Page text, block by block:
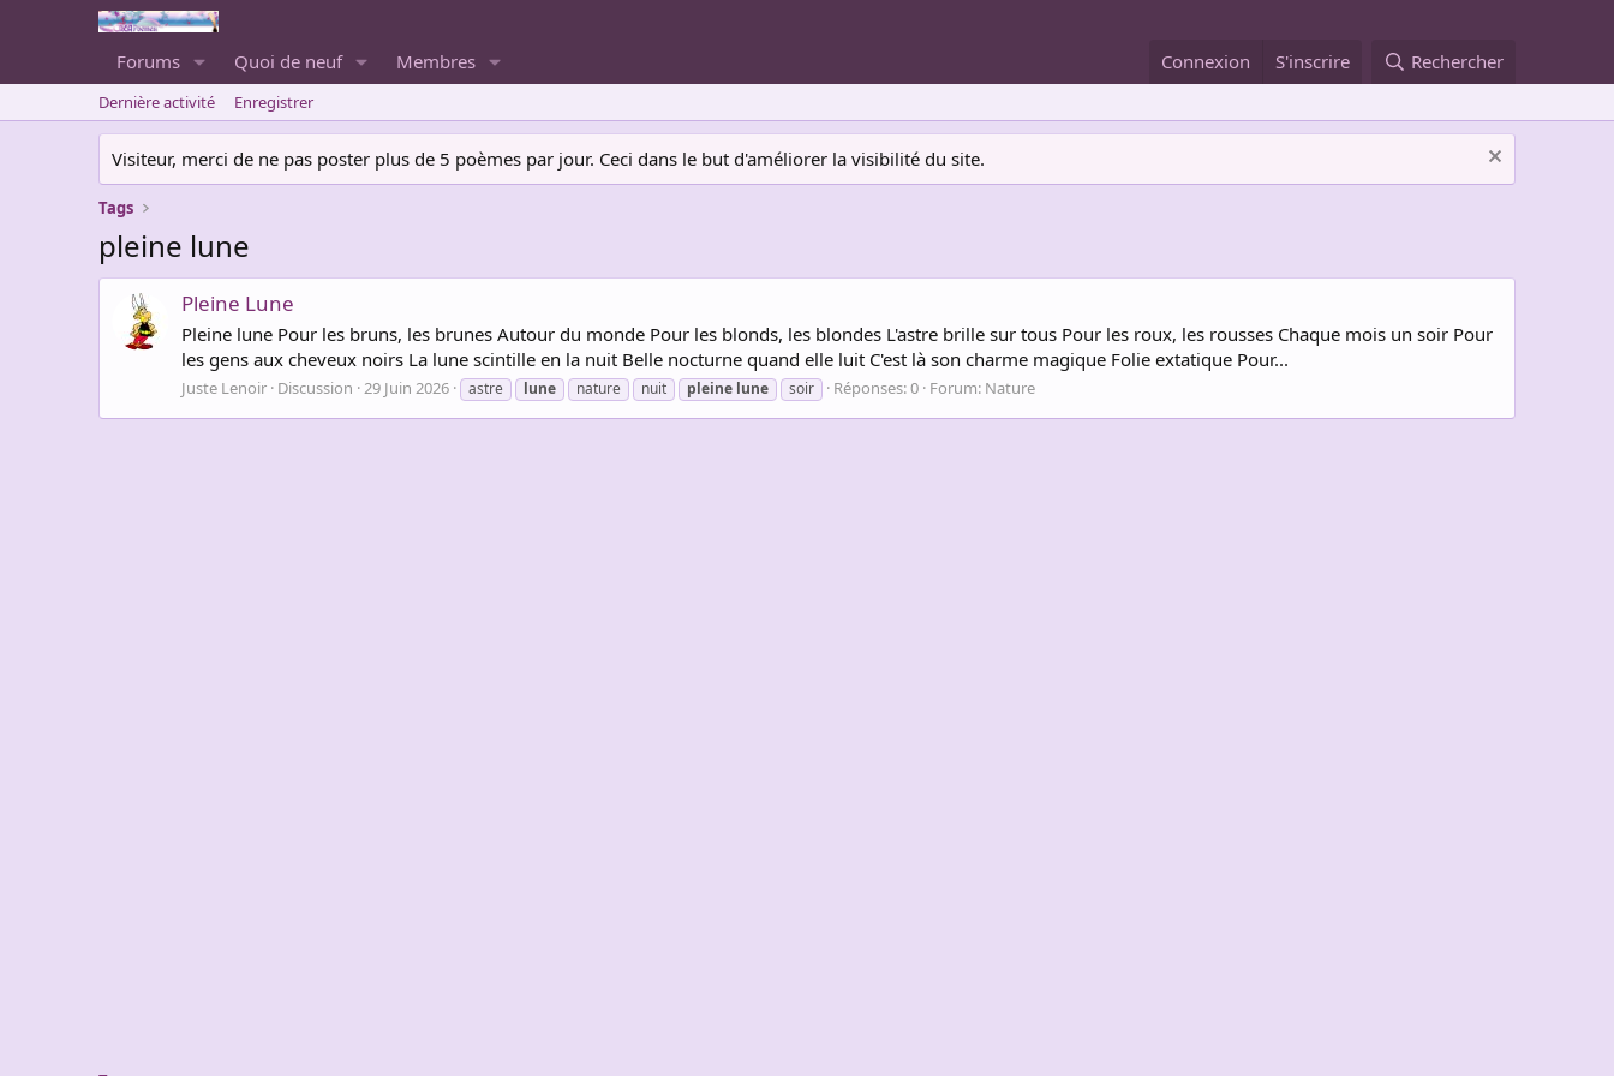
Forums Quoi de neuf Membres Connexion S'inscrire Rechercher
Dernière activité Enregistrer
Visiteur, merci de ne pas poster plus de 5 poèmes par jour. Ceci dans le but d'améliorer la visibilité du site.
Tags
pleine lune
Pleine Lune
Pleine lune Pour les bruns, les brunes Autour du monde Pour les blonds, les blondes L'astre brille sur tous Pour les roux, les rousses Chaque mois un soir Pour
les gens aux cheveux noirs La lune scintille en la nuit Belle nocturne quand elle luit C'est là son charme magique Folie extatique Pour...
Juste Lenoir Discussion 29 Juin 2026 astre lune nature nuit pleine lune soir Réponses: 0 Forum: Nature